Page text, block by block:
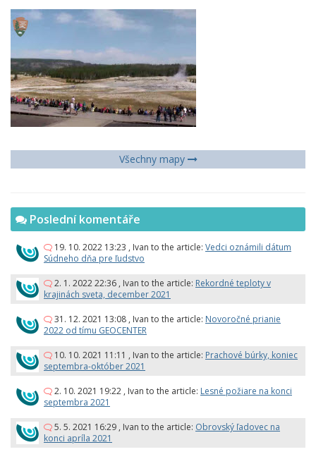
Všechny mapy
Poslední komentáře
19. 10. 2022 13:23 , Ivan to the article: Vedci oznámili dátum
Súdneho dňa pre ľudstvo
2. 1. 2022 22:36 , Ivan to the article: Rekordné teploty v
krajinách sveta, december 2021
31. 12. 2021 13:08 , Ivan to the article: Novoročné prianie
2022 od tímu GEOCENTER
10. 10. 2021 11:11 , Ivan to the article: Prachové búrky, koniec
septembra-október 2021
2. 10. 2021 19:22 , Ivan to the article: Lesné požiare na konci
septembra 2021
5. 5. 2021 16:29 , Ivan to the article: Obrovský ľadovec na
konci apríla 2021